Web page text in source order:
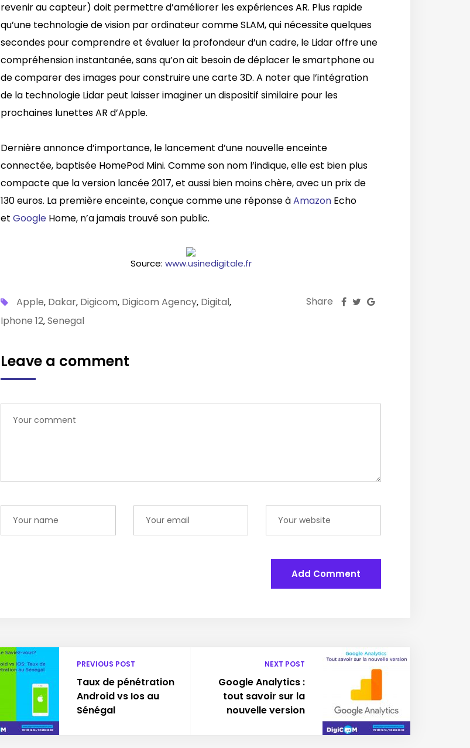
revenir au capteur) doit permettre d’améliorer les expériences AR. Plus rapide
qu’une technologie de vision par ordinateur comme SLAM, qui nécessite quelques
secondes pour comprendre et évaluer la profondeur d’un cadre, le Lidar offre une
compréhension instantanée, sans qu’on ait besoin de déplacer le smartphone ou
de comparer des images pour construire une carte 3D. A noter que l’intégration
de la technologie Lidar peut laisser imaginer un dispositif similaire pour les
prochaines lunettes AR d’Apple.
Dernière annonce d’importance, le lancement d’une nouvelle enceinte
connectée, baptisée HomePod Mini. Comme son nom l’indique, elle est bien plus
compacte que la version lancée 2017, et aussi bien moins chère, avec un prix de
130 euros. La première enceinte, conçue comme une réponse àAmazon Echo
et Google Home, n’a jamais trouvé son public.
Source: www.usinedigitale.fr
Apple, Dakar, Digicom, Digicom Agency, Digital,
Iphone 12,Senegal
Share
Leave a comment
Add Comment
PREVIOUS POST
Taux de pénétration
Android vs Ios au
Sénégal
NEXT POST
Google Analytics :
tout savoir sur la
nouvelle version